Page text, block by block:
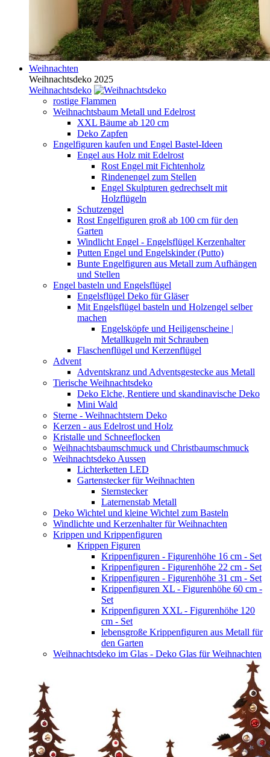
Weihnachten
Weihnachtsdeko 2025
Weihnachtsdeko
rostige Flammen
Weihnachtsbaum Metall und Edelrost
XXL Bäume ab 120 cm
Deko Zapfen
Engelfiguren kaufen und Engel Bastel-Ideen
Engel aus Holz mit Edelrost
Rost Engel mit Fichtenholz
Rindenengel zum Stellen
Engel Skulpturen gedrechselt mit
Holzflügeln
Schutzengel
Rost Engelfiguren groß ab 100 cm für den
Garten
Windlicht Engel - Engelsflügel Kerzenhalter
Putten Engel und Engelskinder (Putto)
Bunte Engelfiguren aus Metall zum Aufhängen
und Stellen
Engel basteln und Engelsflügel
Engelsflügel Deko für Gläser
Mit Engelsflügel basteln und Holzengel selber
machen
Engelsköpfe und Heiligenscheine |
Metallkugeln mit Schrauben
Flaschenflügel und Kerzenflügel
Advent
Adventskranz und Adventsgestecke aus Metall
Tierische Weihnachtsdeko
Deko Elche, Rentiere und skandinavische Deko
Mini Wald
Sterne - Weihnachtstern Deko
Kerzen - aus Edelrost und Holz
Kristalle und Schneeflocken
Weihnachtsbaumschmuck und Christbaumschmuck
Weihnachtsdeko Aussen
Lichterketten LED
Gartenstecker für Weihnachten
Sternstecker
Laternenstab Metall
Deko Wichtel und kleine Wichtel zum Basteln
Windlichte und Kerzenhalter für Weihnachten
Krippen und Krippenfiguren
Krippen Figuren
Krippenfiguren - Figurenhöhe 16 cm - Set
Krippenfiguren - Figurenhöhe 22 cm - Set
Krippenfiguren - Figurenhöhe 31 cm - Set
Krippenfiguren XL - Figurenhöhe 60 cm -
Set
Krippenfiguren XXL - Figurenhöhe 120
cm - Set
lebensgroße Krippenfiguren aus Metall für
den Garten
Weihnachtsdeko im Glas - Deko Glas für Weihnachten